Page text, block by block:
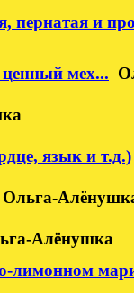
пернатая и
мех...
язык и т.д.)
Ольга-
Алёнушка
лимонном